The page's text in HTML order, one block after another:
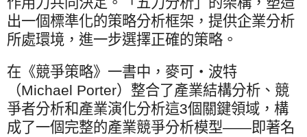
出一個標準化的策略分析框架，提供企業分析
所處環境，進一步選擇正確的策略。
在《競爭策略》一書中，麥可‧波特
（Michael Porter）整合了產業結構分析、競
爭者分析和產業演化分析這3個關鍵領域，構
成了一個完整的產業競爭分析模型——即著名